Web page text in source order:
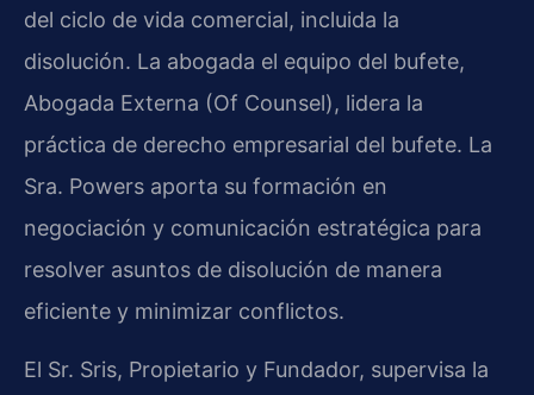
del ciclo de vida comercial, incluida la
disolución. La abogada el equipo del bufete,
Abogada Externa (Of Counsel), lidera la
práctica de derecho empresarial del bufete. La
Sra. Powers aporta su formación en
negociación y comunicación estratégica para
resolver asuntos de disolución de manera
eficiente y minimizar conflictos.
El Sr. Sris, Propietario y Fundador, supervisa la